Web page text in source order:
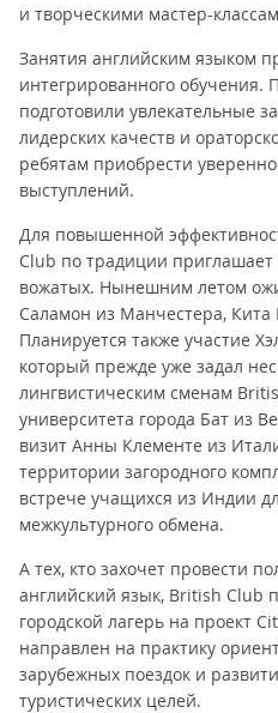
и творческими мастер-
Занятия английским языком
интегрированного обучения.
подготовили увлекательные
лидерских качеств и
ребятам приобрести
выступлений.
Для повышенной
Club по традиции
вожатых. Нынешним летом
Саламон из Манчестера, Кита
Планируется также участие
который прежде уже задал
лингвистическим сменам
университета города Бат из
визит Анны Клементе из
территории загородного
встрече учащихся из Индии
межкультурного обмена.
А тех, кто захочет провести
английский язык, British Club
городской лагерь на проект
направлен на практику
зарубежных поездок и
туристических целей.